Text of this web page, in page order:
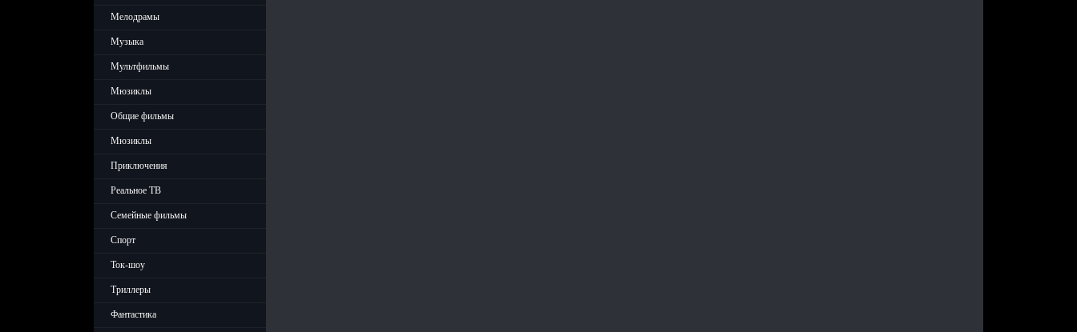
Мелодрамы
Музыка
Мультфильмы
Мюзиклы
Общие фильмы
Мюзиклы
Приключения
Реальное ТВ
Семейные фильмы
Спорт
Ток-шоу
Триллеры
Фантастика